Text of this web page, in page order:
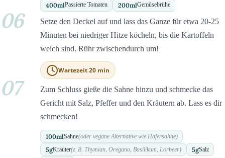
400mlPassierte Tomaten 200mlGemüsebrühe
06
Setze den Deckel auf und lass das Ganze für etwa 20-25
Minuten bei niedriger Hitze köcheln, bis die Kartoffeln
weich sind. Rühr zwischendurch um!
Wartezeit 20 min
07
Zum Schluss gieße die Sahne hinzu und schmecke das
Gericht mit Salz, Pfeffer und den Kräutern ab. Lass es dir
schmecken!
100mlSahne(oder vegane Alternative wie Hafersahne)
5gKräuter(z. B. Thymian, Oregano, Basilikum, Lorbeer) 5gSalz